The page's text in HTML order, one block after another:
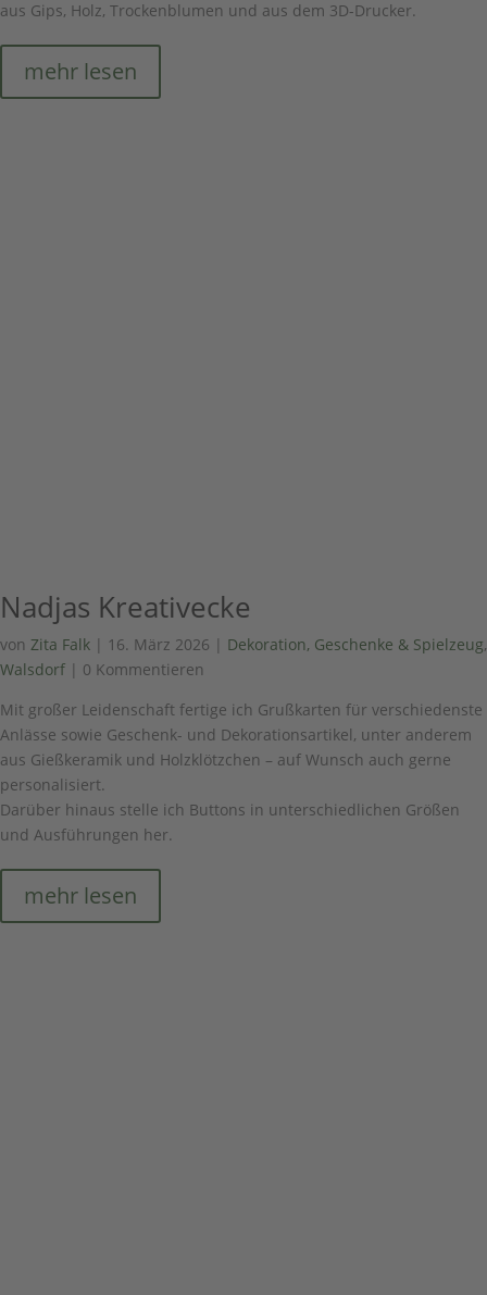
aus Gips, Holz, Trockenblumen und aus dem 3D-Drucker.
mehr lesen
Nadjas Kreativecke
von Zita Falk | 16. März 2026 | Dekoration, Geschenke & Spielzeug,
Walsdorf | 0 Kommentieren
Mit großer Leidenschaft fertige ich Grußkarten für verschiedenste
Anlässe sowie Geschenk- und Dekorationsartikel, unter anderem
aus Gießkeramik und Holzklötzchen – auf Wunsch auch gerne
personalisiert.
Darüber hinaus stelle ich Buttons in unterschiedlichen Größen
und Ausführungen her.
mehr lesen